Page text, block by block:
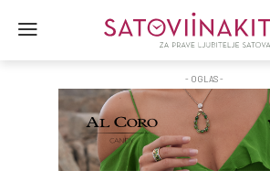
- OGLAS -